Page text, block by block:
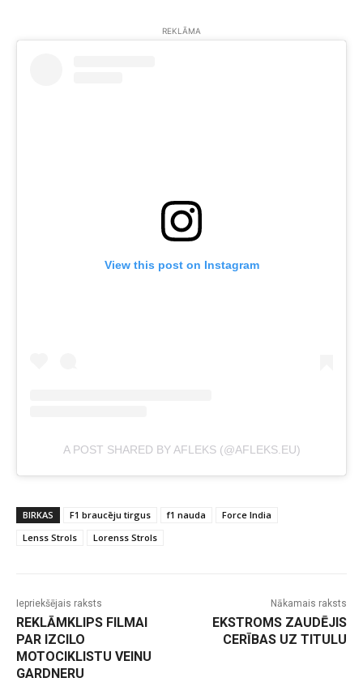
REKLĀMA
View this post on Instagram
A POST SHARED BY AFLEKS (@AFLEKS.EU)
BIRKAS F1 braucēju tirgus f1 nauda
Force India
Lenss Strols
Lorenss Strols
Iepriekšējais raksts
REKLĀMKLIPS FILMAI
PAR IZCILO
MOTOCIKLISTU VEINU
GARDNERU
Nākamais raksts
EKSTROMS ZAUDĒJIS
CERĪBAS UZ TITULU